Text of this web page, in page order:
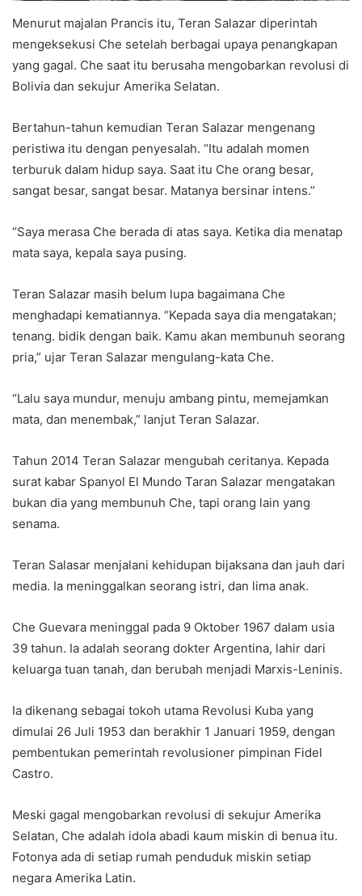
Menurut majalan Prancis itu, Teran Salazar diperintah
mengeksekusi Che setelah berbagai upaya penangkapan
yang gagal. Che saat itu berusaha mengobarkan revolusi di
Bolivia dan sekujur Amerika Selatan.
Bertahun-tahun kemudian Teran Salazar mengenang
peristiwa itu dengan penyesalah. “Itu adalah momen
terburuk dalam hidup saya. Saat itu Che orang besar,
sangat besar, sangat besar. Matanya bersinar intens.”
“Saya merasa Che berada di atas saya. Ketika dia menatap
mata saya, kepala saya pusing.
Teran Salazar masih belum lupa bagaimana Che
menghadapi kematiannya. “Kepada saya dia mengatakan;
tenang. bidik dengan baik. Kamu akan membunuh seorang
pria,” ujar Teran Salazar mengulang-kata Che.
“Lalu saya mundur, menuju ambang pintu, memejamkan
mata, dan menembak,” lanjut Teran Salazar.
Tahun 2014 Teran Salazar mengubah ceritanya. Kepada
surat kabar Spanyol El Mundo Taran Salazar mengatakan
bukan dia yang membunuh Che, tapi orang lain yang
senama.
Teran Salasar menjalani kehidupan bijaksana dan jauh dari
media. Ia meninggalkan seorang istri, dan lima anak.
Che Guevara meninggal pada 9 Oktober 1967 dalam usia
39 tahun. Ia adalah seorang dokter Argentina, lahir dari
keluarga tuan tanah, dan berubah menjadi Marxis-Leninis.
Ia dikenang sebagai tokoh utama Revolusi Kuba yang
dimulai 26 Juli 1953 dan berakhir 1 Januari 1959, dengan
pembentukan pemerintah revolusioner pimpinan Fidel
Castro.
Meski gagal mengobarkan revolusi di sekujur Amerika
Selatan, Che adalah idola abadi kaum miskin di benua itu.
Fotonya ada di setiap rumah penduduk miskin setiap
negara Amerika Latin.